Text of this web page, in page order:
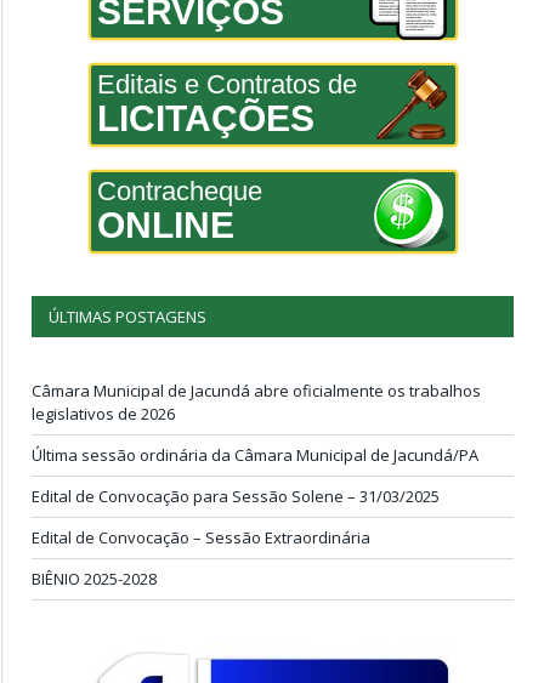
SERVIÇOS
Editais e Contratos de
LICITAÇÕES
Contracheque
ONLINE
ÚLTIMAS POSTAGENS
Câmara Municipal de Jacundá abre oficialmente os trabalhos
legislativos de 2026
Última sessão ordinária da Câmara Municipal de Jacundá/PA
Edital de Convocação para Sessão Solene – 31/03/2025
Edital de Convocação – Sessão Extraordinária
BIÊNIO 2025-2028